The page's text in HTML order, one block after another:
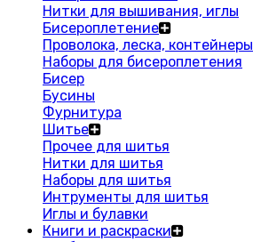
Нитки для вышивания, иглы
Бисероплетение
Проволока, леска, контейнеры
Наборы для бисероплетения
Бисер
Бусины
Фурнитура
Шитье
Прочее для шитья
Нитки для шитья
Наборы для шитья
Интрументы для шитья
Иглы и булавки
Книги и раскраски